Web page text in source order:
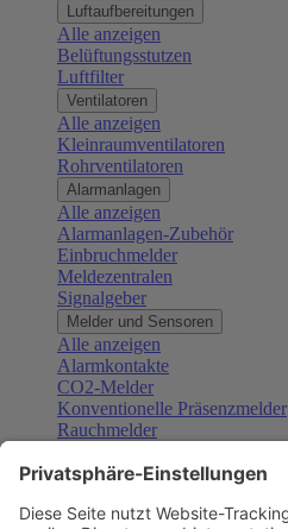
Luftaufbereitungen
Alle anzeigen
Belüftungsstutzen
Luftfilter
Ventilatoren
Alle anzeigen
Kleinraumventilatoren
Rohrventilatoren
Alarmanlagen
Alle anzeigen
Alarmanlagen-Zubehör
Einbruchmelder
Meldezentralen
Signalgeber
Melder und Sensoren
Alle anzeigen
Alarmkontakte
CO2-Melder
Konventionelle Präsenzmelder
Rauchmelder
Gefahrenmelder
Türsprechanlagen